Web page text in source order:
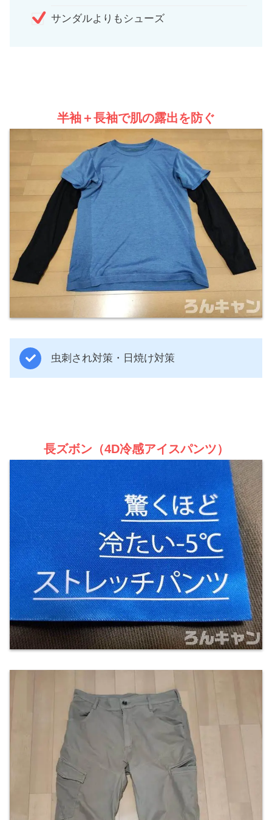
サンダルよりもシューズ
半袖＋長袖で肌の露出を防ぐ
虫刺され対策・日焼け対策
長ズボン（4D冷感アイスパンツ）